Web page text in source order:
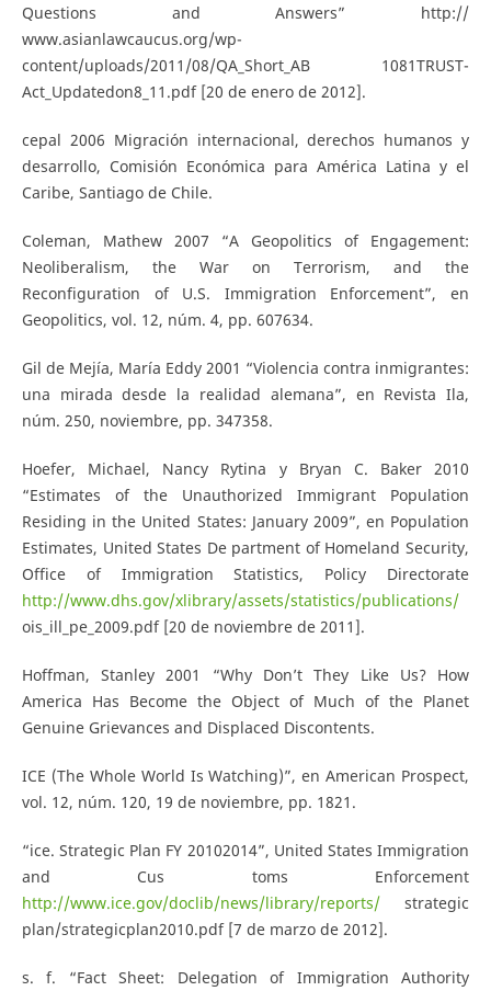
Questions and Answers” http://
www.asianlawcaucus.org/wp­
content/uploads/2011/08/QA_Short_AB­ 1081­TRUST­
Act_Updated­on­8_11.pdf [20 de enero de 2012].
cepal 2006 Migración internacional, derechos humanos y
desarrollo, Comisión Económica para América Latina y el
Caribe, Santiago de Chile.
Coleman, Mathew 2007 “A Geopolitics of Engagement:
Neoliberalism, the War on Terrorism, and the
Reconfiguration of U.S. Immigration Enforcement”, en
Geopolitics, vol. 12, núm. 4, pp. 607­634.
Gil de Mejía, María Eddy 2001 “Violencia contra inmigrantes:
una mirada desde la realidad alemana”, en Revista Ila,
núm. 250, noviembre, pp. 347­358.
Hoefer, Michael, Nancy Rytina y Bryan C. Baker 2010
“Estimates of the Unauthorized Immigrant Population
Residing in the United States: January 2009”, en Population
Estimates, United States De­ partment of Homeland Security,
Office of Immigration Statistics, Policy Directorate
http://www.dhs.gov/xlibrary/assets/statistics/publications/
ois_ill_pe_2009.pdf [20 de noviembre de 2011].
Hoffman, Stanley 2001 “Why Don’t They Like Us? How
America Has Become the Object of Much of the Planet
Genuine Grievances and Displaced Discontents.
ICE (The Whole World Is Watching)”, en American Prospect,
vol. 12, núm. 120, 19 de noviembre, pp. 18­21.
“ice. Strategic Plan FY 2010­2014”, United States Immigration
and Cus­ toms Enforcement
http://www.ice.gov/doclib/news/library/reports/strategic
plan/strategic­plan­2010.pdf [7 de marzo de 2012].
s. f. “Fact Sheet: Delegation of Immigration Authority